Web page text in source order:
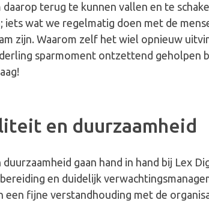
daarop terug te kunnen vallen en te
iets wat we regelmatig doen met de
zijn. Waarom zelf het wiel opnieuw
sparmoment ontzettend geholpen
en duurzaamheid
gaan hand in hand bij Lex
en duidelijk
een fijne verstandhouding met de